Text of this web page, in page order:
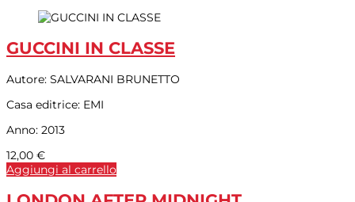
GUCCINI IN CLASSE
Autore: SALVARANI BRUNETTO
Casa editrice: EMI
Anno: 2013
12,00 €
Aggiungi al carrello